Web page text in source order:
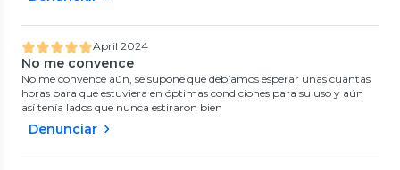
April 2024
No me convence
No me convence aún, se supone que debíamos esperar unas cuantas
horas para que estuviera en óptimas condiciones para su uso y aún
así tenía lados que nunca estiraron bien
Denunciar